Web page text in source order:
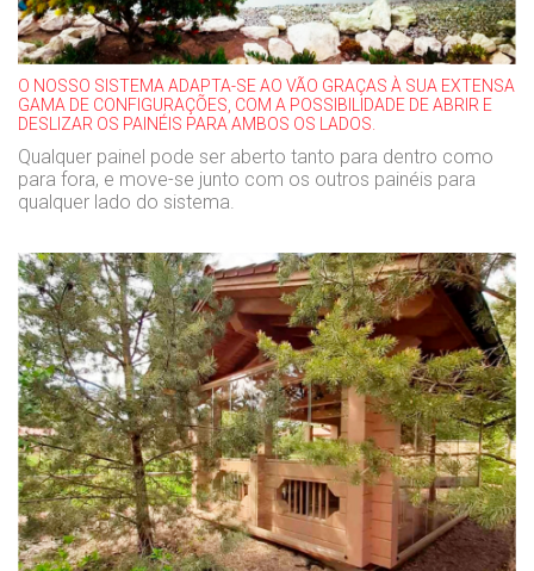
O NOSSO SISTEMA ADAPTA-SE AO VÃO GRAÇAS À SUA EXTENSA
GAMA DE CONFIGURAÇÕES, COM A POSSIBILIDADE DE ABRIR E
DESLIZAR OS PAINÉIS PARA AMBOS OS LADOS.
Qualquer painel pode ser aberto tanto para dentro como
para fora, e move-se junto com os outros painéis para
qualquer lado do sistema.